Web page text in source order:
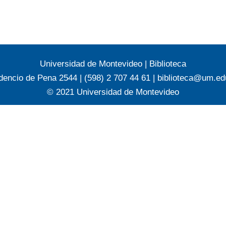
Universidad de Montevideo | Biblioteca
de Pena 2544 | (598) 2 707 44 61 |
© 2021 Universidad de Montevideo